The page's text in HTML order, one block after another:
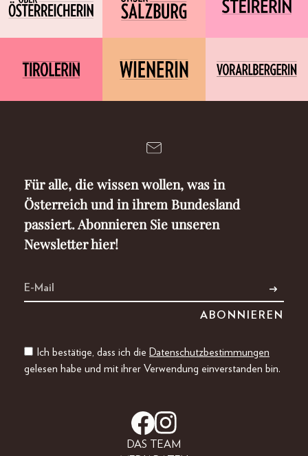
Für alle, die wissen wollen, was in
Österreich und in ihrem Bundesland
passiert. Abonnieren Sie unseren
Newsletter hier!
Ich bestätige, dass ich die Datenschutzbestimmungen
gelesen habe und mit ihrer Verwendung einverstanden bin.
DAS TEAM